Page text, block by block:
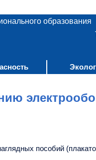
образования
пособий